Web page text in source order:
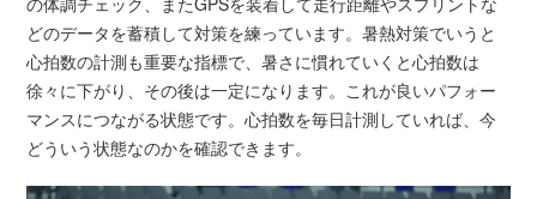
どのデータを蓄積して対策を練っています。暑熱対策でいうと
心拍数の計測も重要な指標で、暑さに慣れていくと心拍数は
徐々に下がり、その後は一定になります。これが良いパフォー
マンスにつながる状態です。心拍数を毎日計測していれば、今
どういう状態なのかを確認できます。